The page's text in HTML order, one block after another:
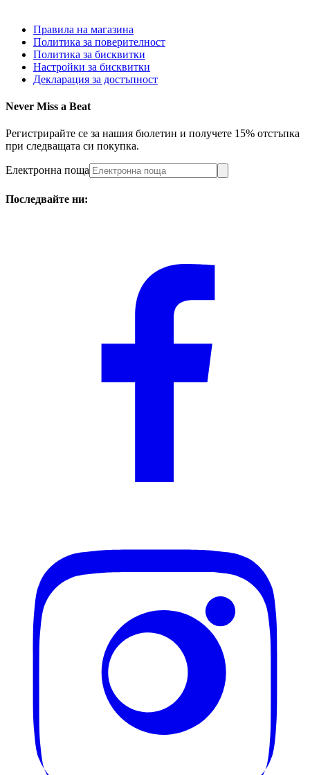
Правила на магазина
Политика за поверителност
Политика за бисквитки
Настройки за бисквитки
Декларация за достъпност
Never Miss a Beat
Регистрирайте се за нашия бюлетин и получете 15% отстъпка
при следващата си покупка.
Електронна поща
Последвайте ни: